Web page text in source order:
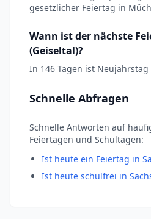
gesetzlicher Feiertag in
Wann ist der nächste
(Geiseltal)?
In 146 Tagen ist
Schnelle Abfragen
Schnelle Antworten auf
Feiertagen und Schultagen:
Ist heute ein Feiertag in
Ist heute schulfrei in